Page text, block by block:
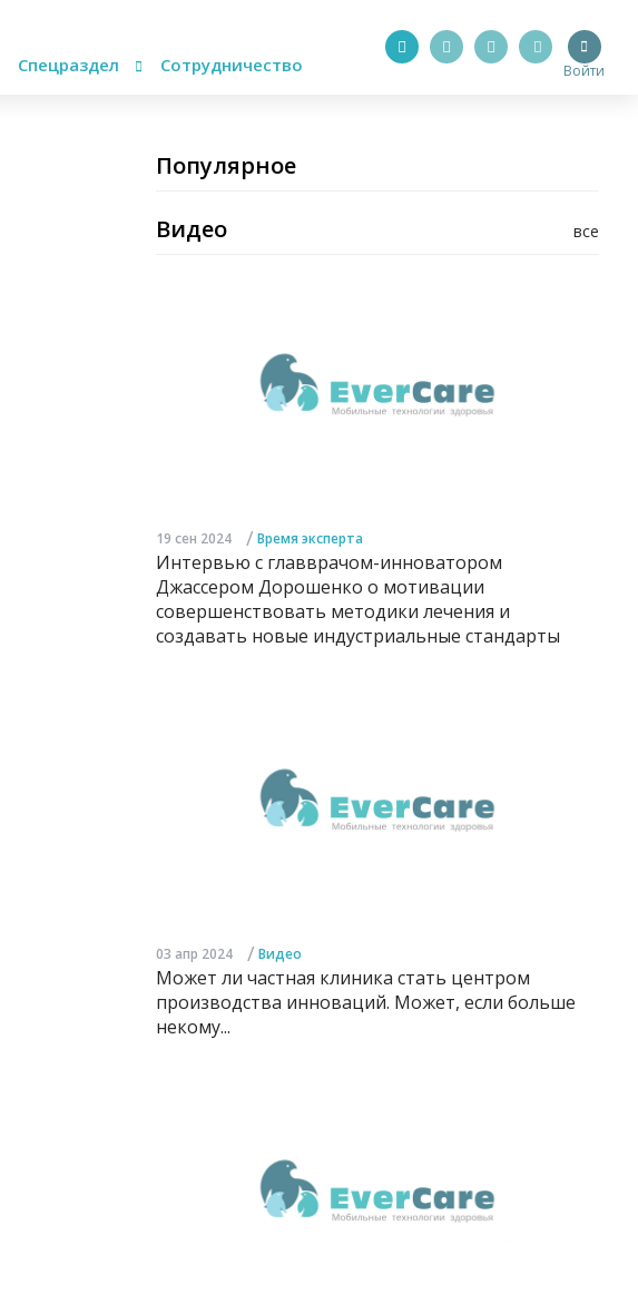
Спецраздел Сотрудничество Войти
Популярное
все
Видео
19 сен 2024 / Время эксперта
Интервью с главврачом-инноватором
Джассером Дорошенко о мотивации
совершенствовать методики лечения и
создавать новые индустриальные стандарты
03 апр 2024 / Видео
Может ли частная клиника стать центром
производства инноваций. Может, если больше
некому...